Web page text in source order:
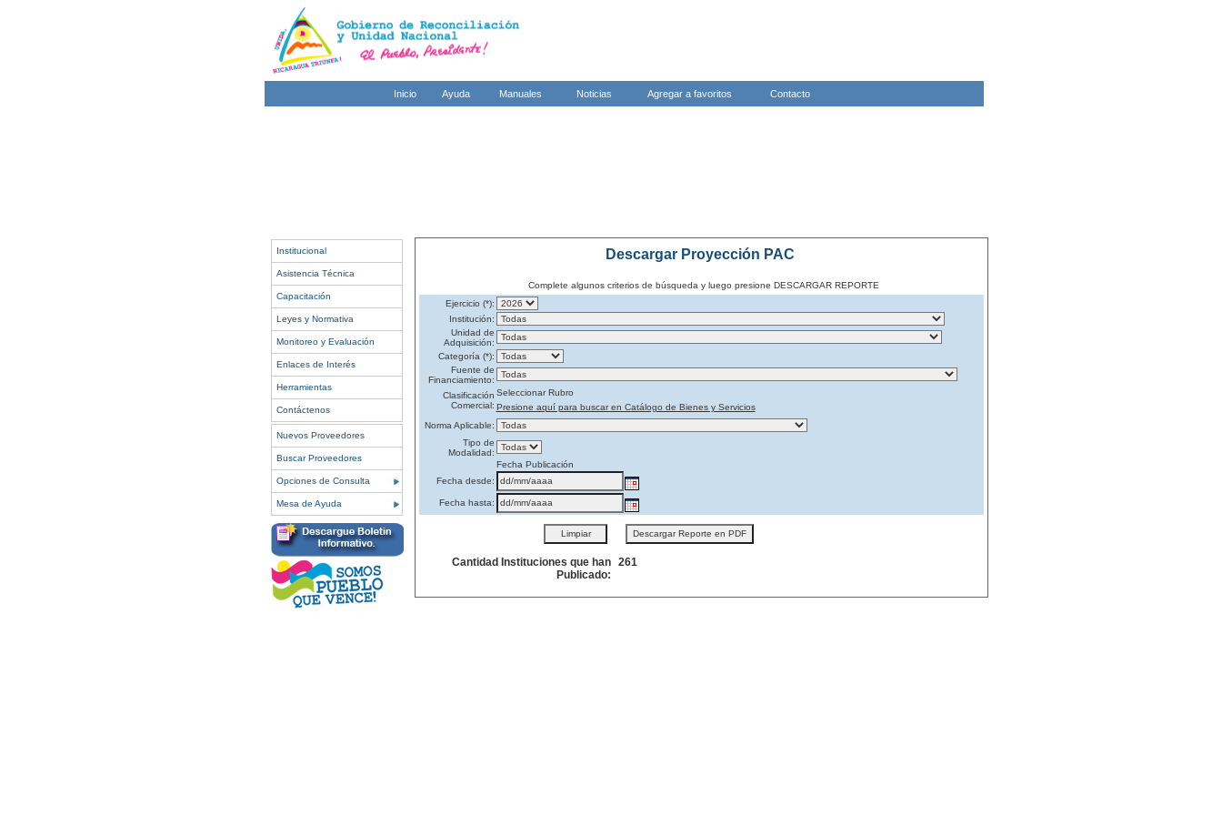
Inicio Ayuda Manuales Noticias Agregar a favoritos Contacto
Institucional
Asistencia Técnica
Capacitación
Leyes y Normativa
Monitoreo y Evaluación
Enlaces de Interés
Herramientas
Contáctenos
Nuevos Proveedores
Buscar Proveedores
Opciones de Consulta
Mesa de Ayuda
Descargar Proyección PAC
Complete algunos criterios de búsqueda y luego presione DESCARGAR REPORTE
Ejercicio (*):
Institución:
Unidad de
Adquisición:
Categoría (*):
Fuente de
Financiamiento:
Clasificación
Comercial:
Seleccionar Rubro
Presione aquí para buscar en Catálogo de Bienes y Servicios
Norma Aplicable:
Tipo de
Modalidad:
Fecha Publicación
Fecha desde:
Fecha hasta:
Cantidad Instituciones que han
Publicado:
261